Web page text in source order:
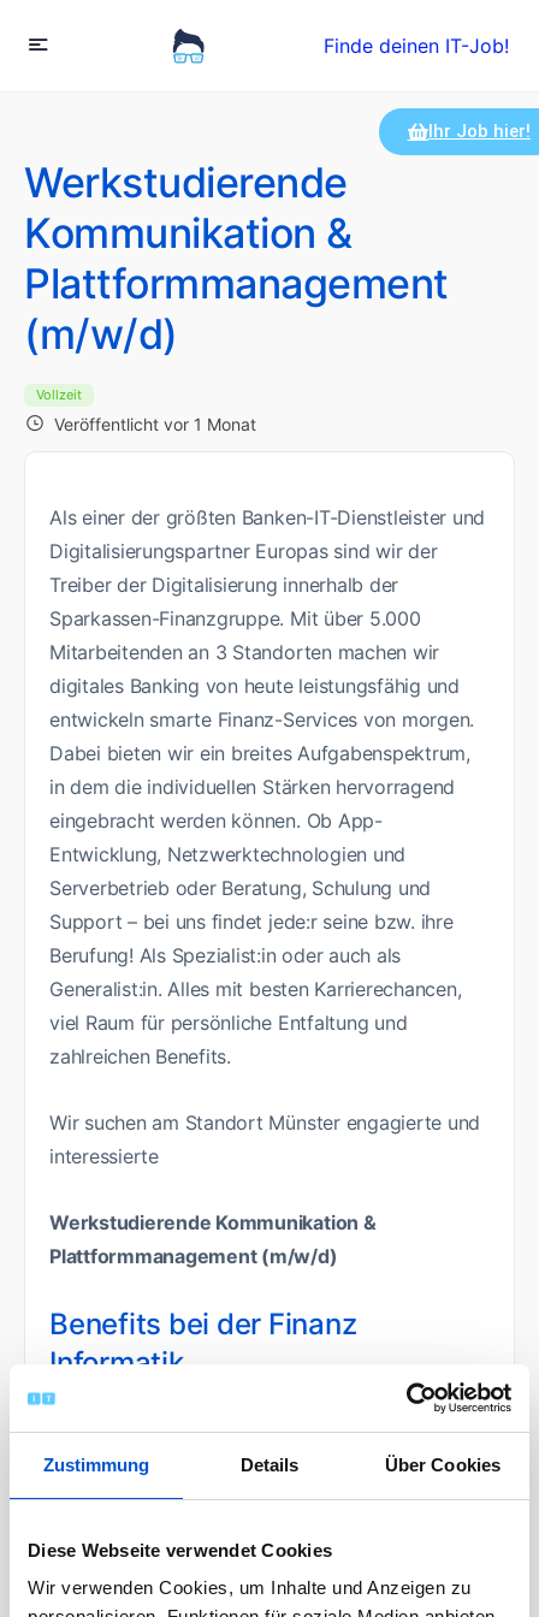
Zustimmung Details Über Cookies
Diese Webseite verwendet Cookies
Wir verwenden Cookies, um Inhalte und Anzeigen zu
Finde deinen IT-Job!
Werkstudierende
Kommunikation &
Plattformmanagement
(m/w/d)
Vollzeit
Veröffentlicht vor 1 Monat
Ihr Job hier!
Als einer der größten Banken-IT-Dienstleister und
Digitalisierungspartner Europas sind wir der
Treiber der Digitalisierung innerhalb der
Sparkassen-Finanzgruppe. Mit über 5.000
Mitarbeitenden an 3 Standorten machen wir
digitales Banking von heute leistungsfähig und
entwickeln smarte Finanz-Services von morgen.
Dabei bieten wir ein breites Aufgabenspektrum,
in dem die individuellen Stärken hervorragend
eingebracht werden können. Ob App-
Entwicklung, Netzwerktechnologien und
Serverbetrieb oder Beratung, Schulung und
Support – bei uns findet jede:r seine bzw. ihre
Berufung! Als Spezialist:in oder auch als
Generalist:in. Alles mit besten Karrierechancen,
viel Raum für persönliche Entfaltung und
zahlreichen Benefits.
Wir suchen am Standort Münster engagierte und
interessierte
Werkstudierende Kommunikation &
Plattformmanagement (m/w/d)
Benefits bei der Finanz
Informatik
Gründe, um im #TeamFI zu arbeiten, gibt es viele
– neben flexiblen Arbeitszeiten, vergünstigten
Aufgaben: